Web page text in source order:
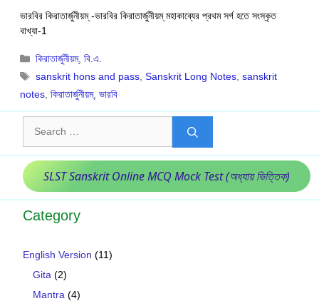
ভারবির কিরাতার্জুনীয়ম্ -ভারবির কিরাতার্জুনীয়ম্ মহাকাব্যের প্রথম সর্গ হতে সংস্কৃত
বাখ্যা-1
Categories
কিরাতার্জুনীয়ম্,বি.এ.
Tags
sanskrit hons and pass ,Sanskrit Long Notes ,sanskrit
notes কিরাতার্জুনীয়ম্, ভারবি
for:
SLST Sanskrit Online MCQ Mock Test (অধ্যায় ভিত্তিক)
Category
English Version (11)
Gita (2)
Mantra (4)